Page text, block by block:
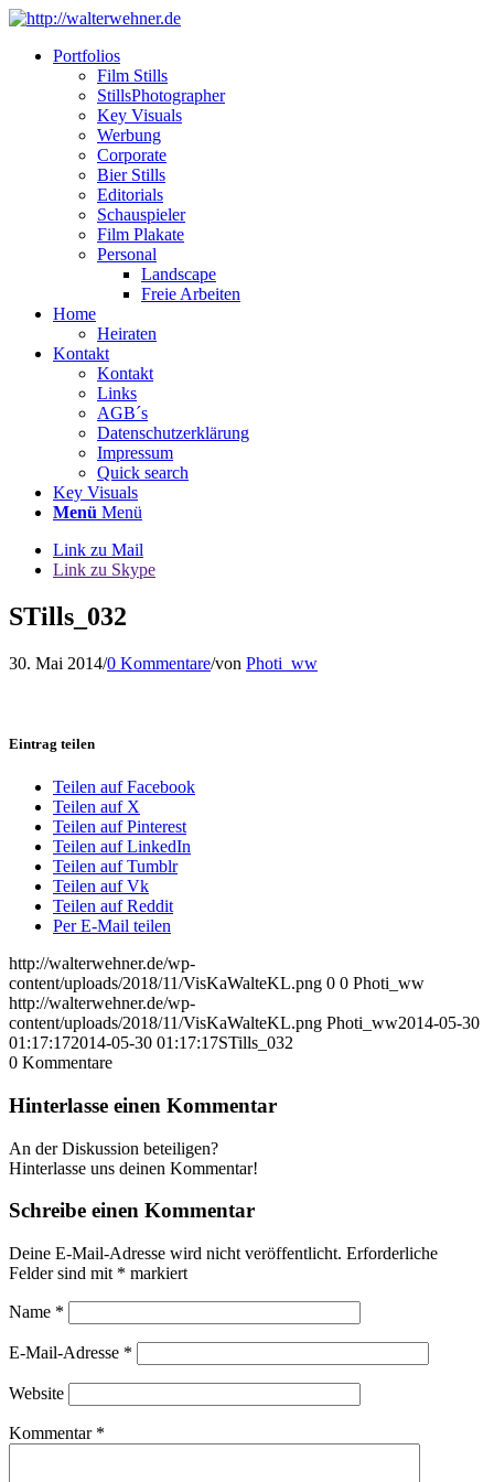
Portfolios
Film Stills
StillsPhotographer
Key Visuals
Werbung
Corporate
Bier Stills
Editorials
Schauspieler
Film Plakate
Personal
Landscape
Freie Arbeiten
Home
Heiraten
Kontakt
Kontakt
Links
AGB´s
Datenschutzerklärung
Impressum
Quick search
Key Visuals
Menü Menü
Link zu Mail
Link zu Skype
STills_032
30. Mai 2014/0 Kommentare/von Photi_ww
Eintrag teilen
Teilen auf Facebook
Teilen auf X
Teilen auf Pinterest
Teilen auf LinkedIn
Teilen auf Tumblr
Teilen auf Vk
Teilen auf Reddit
Per E-Mail teilen
http://walterwehner.de/wp-
content/uploads/2018/11/VisKaWalteKL.png 0 0 Photi_ww
http://walterwehner.de/wp-
content/uploads/2018/11/VisKaWalteKL.png Photi_ww2014-05-30
01:17:172014-05-30 01:17:17STills_032
0 Kommentare
Hinterlasse einen Kommentar
An der Diskussion beteiligen?
Hinterlasse uns deinen Kommentar!
Schreibe einen Kommentar
Deine E-Mail-Adresse wird nicht veröffentlicht. Erforderliche
Felder sind mit * markiert
Name *
E-Mail-Adresse *
Website
Kommentar *